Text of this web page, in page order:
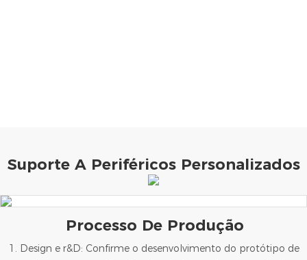
Suporte A Periféricos Personalizados
Processo De Produção
1. Design e r&D: Confirme o desenvolvimento do protótipo de